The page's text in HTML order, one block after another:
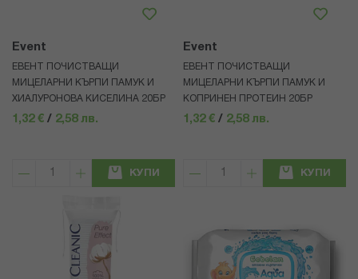
Event
ЕВЕНТ ПОЧИСТВАЩИ
МИЦЕЛАРНИ КЪРПИ ПАМУК И
ХИАЛУРОНОВА КИСЕЛИНА 20БР
1,32 € / 2,58 лв.
КУПИ
Event
ЕВЕНТ ПОЧИСТВАЩИ
МИЦЕЛАРНИ КЪРПИ ПАМУК И
КОПРИНЕН ПРОТЕИН 20БР
1,32 € / 2,58 лв.
КУПИ